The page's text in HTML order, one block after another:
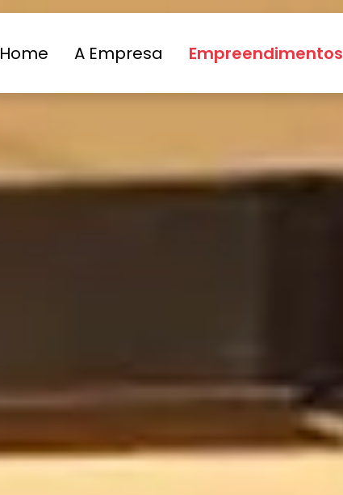
Home A Empresa Empreendimentos